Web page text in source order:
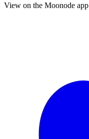
View on the Moonode app